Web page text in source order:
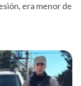
era menor de